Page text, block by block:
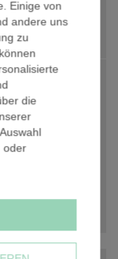
Einige von
andere uns
zu
die
oder